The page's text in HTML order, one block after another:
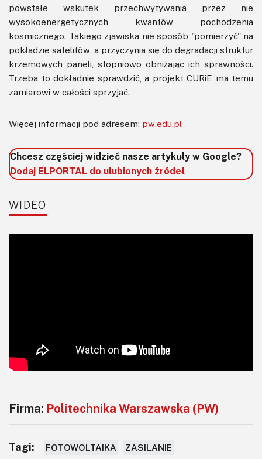
powstałe wskutek przechwytywania przez nie
wysokoenergetycznych kwantów pochodzenia
kosmicznego. Takiego zjawiska nie sposób "pomierzyć" na
pokładzie satelitów, a przyczynia się do degradacji struktur
krzemowych paneli, stopniowo obniżając ich sprawności.
Trzeba to dokładnie sprawdzić, a projekt CURiE ma temu
zamiarowi w całości sprzyjać.
Więcej informacji pod adresem: pw.edu.pl
Chcesz częściej widzieć nasze artykuły w Google?
Dodaj ELPORTAL do ulubionych źródeł
WIDEO
Firma: Politechnika Warszawska (PW)
Tagi: FOTOWOLTAIKA ZASILANIE